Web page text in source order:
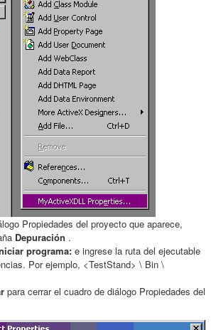
Propiedades del proyecto que aparece,
Depuración .
programa: e ingrese la ruta del ejecutable
Por ejemplo, <TestStand> \ Bin \
para cerrar el cuadro de diálogo Propiedades del